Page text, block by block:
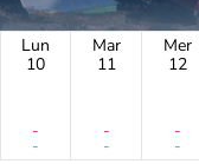
Lun
10
-
-
Mar
11
-
-
Mer
12
-
-